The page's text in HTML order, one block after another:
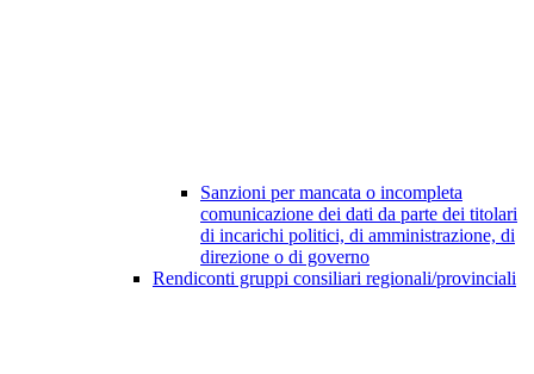
Sanzioni per mancata o incompleta
comunicazione dei dati da parte dei titolari
di incarichi politici, di amministrazione, di
direzione o di governo
Rendiconti gruppi consiliari regionali/provinciali